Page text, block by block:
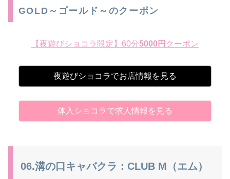
GOLD～ゴールド～のクーポン
【夜遊びショコラ限定】60分5000円 クーポン
夜遊びショコラでお店情報を見る
体入ショコラで求人情報を見る
06.溝の口キャバクラ：CLUB M（エム）